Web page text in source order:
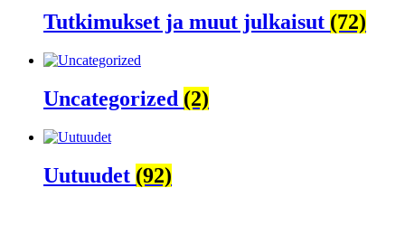
Tutkimukset ja muut julkaisut (72)
Uncategorized (2)
Uutuudet (92)